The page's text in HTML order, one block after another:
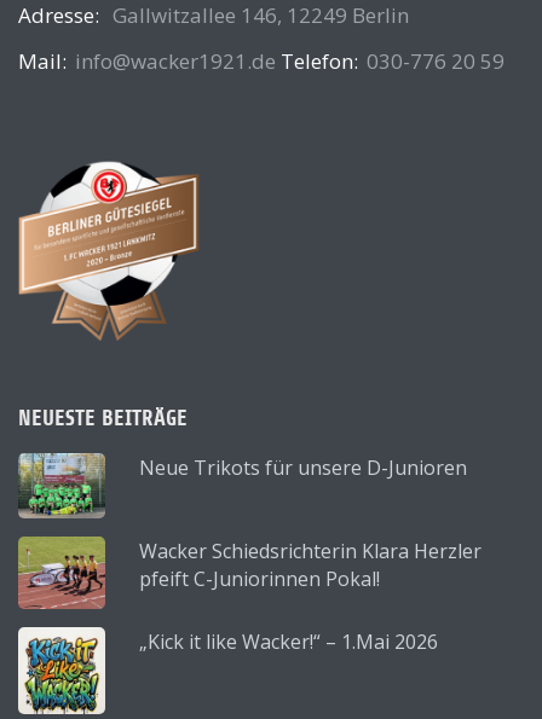
Adresse: Gallwitzallee 146, 12249 Berlin
Mail: info@wacker1921.de Telefon: 030-776 20 59
NEUESTE BEITRÄGE
Neue Trikots für unsere D-Junioren
Wacker Schiedsrichterin Klara Herzler
pfeift C-Juniorinnen Pokal!
„Kick it like Wacker!“ – 1.Mai 2026